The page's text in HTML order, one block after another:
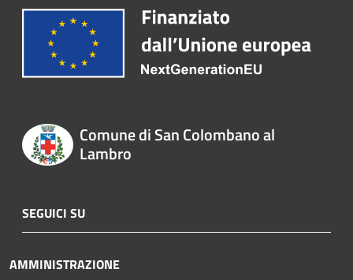
Comune di San Colombano al
Lambro
SEGUICI SU
AMMINISTRAZIONE